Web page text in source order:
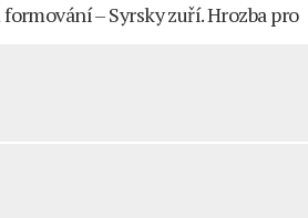
– Syrsky zuří. Hrozba pro